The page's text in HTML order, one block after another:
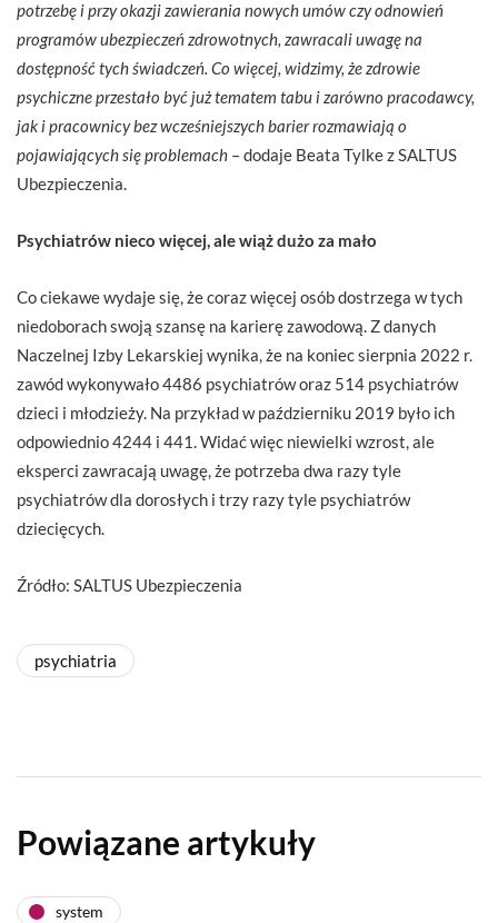
potrzebę i przy okazji zawierania nowych umów czy odnowień
programów ubezpieczeń zdrowotnych, zawracali uwagę na
dostępność tych świadczeń. Co więcej, widzimy, że zdrowie
psychiczne przestało być już tematem tabu i zarówno pracodawcy,
jak i pracownicy bez wcześniejszych barier rozmawiają o
pojawiających się problemach – dodaje Beata Tylke z SALTUS
Ubezpieczenia.
Psychiatrów nieco więcej, ale wiąż dużo za mało
Co ciekawe wydaje się, że coraz więcej osób dostrzega w tych
niedoborach swoją szansę na karierę zawodową. Z danych
Naczelnej Izby Lekarskiej wynika, że na koniec sierpnia 2022 r.
zawód wykonywało 4486 psychiatrów oraz 514 psychiatrów
dzieci i młodzieży. Na przykład w październiku 2019 było ich
odpowiednio 4244 i 441. Widać więc niewielki wzrost, ale
eksperci zawracają uwagę, że potrzeba dwa razy tyle
psychiatrów dla dorosłych i trzy razy tyle psychiatrów
dziecięcych.
Źródło: SALTUS Ubezpieczenia
psychiatria
Powiązane artykuły
system